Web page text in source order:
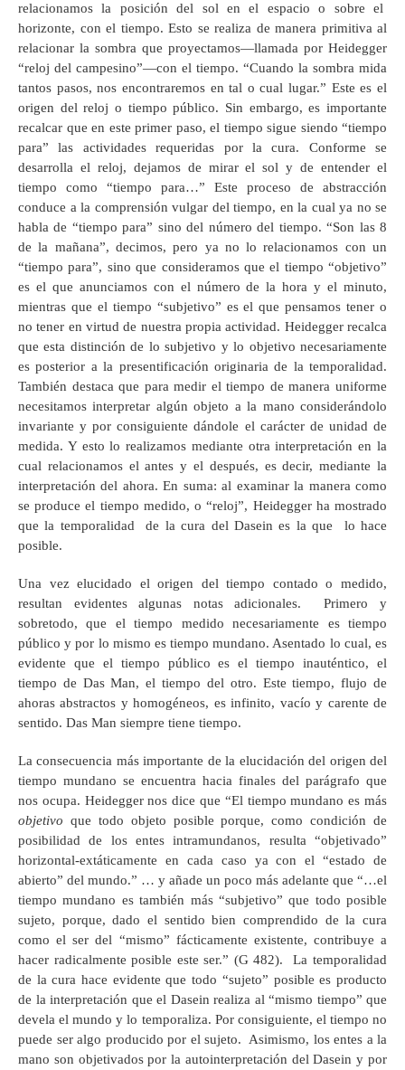
relacionamos la posición del sol en el espacio o sobre el
horizonte, con el tiempo. Esto se realiza de manera primitiva al
relacionar la sombra que proyectamos—llamada por Heidegger
“reloj del campesino”—con el tiempo. “Cuando la sombra mida
tantos pasos, nos encontraremos en tal o cual lugar.” Este es el
origen del reloj o tiempo público. Sin embargo, es importante
recalcar que en este primer paso, el tiempo sigue siendo “tiempo
para” las actividades requeridas por la cura. Conforme se
desarrolla el reloj, dejamos de mirar el sol y de entender el
tiempo como “tiempo para…” Este proceso de abstracción
conduce a la comprensión vulgar del tiempo, en la cual ya no se
habla de “tiempo para” sino del número del tiempo. “Son las 8
de la mañana”, decimos, pero ya no lo relacionamos con un
“tiempo para”, sino que consideramos que el tiempo “objetivo”
es el que anunciamos con el número de la hora y el minuto,
mientras que el tiempo “subjetivo” es el que pensamos tener o
no tener en virtud de nuestra propia actividad. Heidegger recalca
que esta distinción de lo subjetivo y lo objetivo necesariamente
es posterior a la presentificación originaria de la temporalidad.
También destaca que para medir el tiempo de manera uniforme
necesitamos interpretar algún objeto a la mano considerándolo
invariante y por consiguiente dándole el carácter de unidad de
medida. Y esto lo realizamos mediante otra interpretación en la
cual relacionamos el antes y el después, es decir, mediante la
interpretación del ahora. En suma: al examinar la manera como
se produce el tiempo medido, o “reloj”, Heidegger ha mostrado
que la temporalidad de la cura del Dasein es la que lo hace
posible.
Una vez elucidado el origen del tiempo contado o medido,
resultan evidentes algunas notas adicionales. Primero y
sobretodo, que el tiempo medido necesariamente es tiempo
público y por lo mismo es tiempo mundano. Asentado lo cual, es
evidente que el tiempo público es el tiempo inauténtico, el
tiempo de Das Man, el tiempo del otro. Este tiempo, flujo de
ahoras abstractos y homogéneos, es infinito, vacío y carente de
sentido. Das Man siempre tiene tiempo.
La consecuencia más importante de la elucidación del origen del
tiempo mundano se encuentra hacia finales del parágrafo que
nos ocupa. Heidegger nos dice que “El tiempo mundano es más
objetivo que todo objeto posible porque, como condición de
posibilidad de los entes intramundanos, resulta “objetivado”
horizontal-extáticamente en cada caso ya con el “estado de
abierto” del mundo.” … y añade un poco más adelante que “…el
tiempo mundano es también más “subjetivo” que todo posible
sujeto, porque, dado el sentido bien comprendido de la cura
como el ser del “mismo” fácticamente existente, contribuye a
hacer radicalmente posible este ser.” (G 482). La temporalidad
de la cura hace evidente que todo “sujeto” posible es producto
de la interpretación que el Dasein realiza al “mismo tiempo” que
devela el mundo y lo temporaliza. Por consiguiente, el tiempo no
puede ser algo producido por el sujeto. Asimismo, los entes a la
mano son objetivados por la autointerpretación del Dasein y por